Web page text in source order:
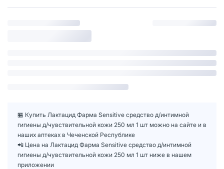
🏪 Купить Лактацид Фарма Sensitive средство д/интимной
гигиены д/чувствительной кожи 250 мл 1 шт можно на сайте и в
наших аптеках в Чеченской Республике
📲 Цена на Лактацид Фарма Sensitive средство д/интимной
гигиены д/чувствительной кожи 250 мл 1 шт ниже в нашем
приложении